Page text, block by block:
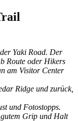
Yaki Road. Der
Route oder Hikers
am Visitor Center
Ridge und zurück,
und Fotostopps.
gutem Grip und Halt